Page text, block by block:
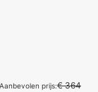
Aanbevolen prijs:€ 364